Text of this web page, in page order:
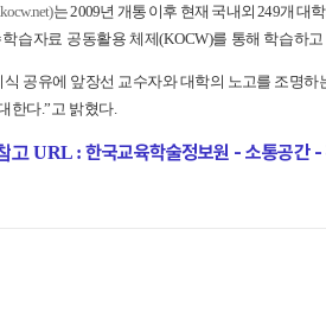
는2009년 개통 이후 현재 국내외249개 대
학습자료 공동활용 체제(KOCW)를 통해 학습하고
식 공유에 앞장선 교수자와 대학의 노고를 조명하
한다.”고 밝혔다.
고 URL :한국교육학술정보원 - 소통공간